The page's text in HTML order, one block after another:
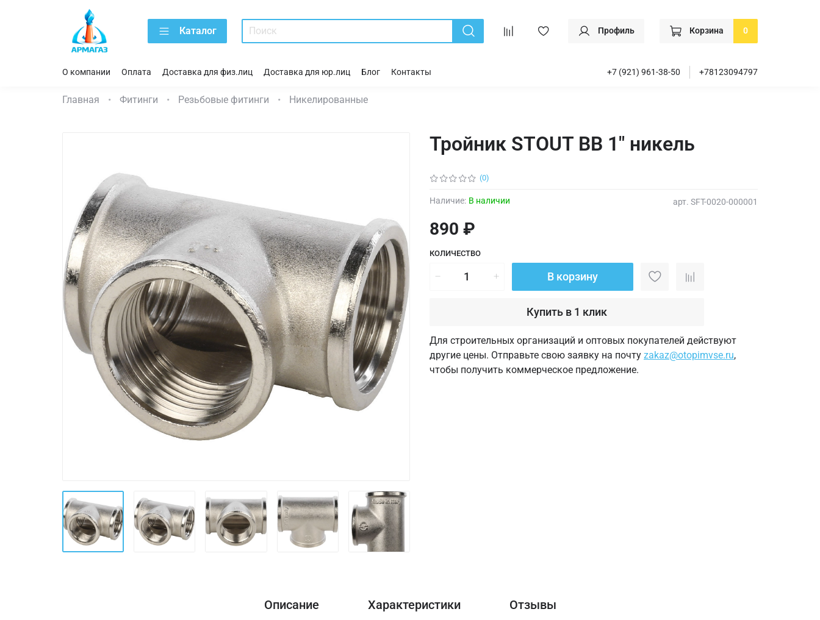
Каталог Профиль Корзина 0
О компании Оплата Доставка для физ.лиц Доставка для юр.лиц Блог Контакты +7 (921) 961-38-50 +78123094797
Главная Фитинги Резьбовые фитинги Никелированные
(0)
арт. SFT-0020-000001
Наличие: В наличии
Тройник STOUT ВВ 1" никель
890 ₽
КОЛИЧЕСТВО
В корзину
Купить в 1 клик
Для строительных организаций и оптовых покупателей действуют
другие цены. Отправьте свою заявку на почту zakaz@otopimvse.ru,
чтобы получить коммерческое предложение.
Описание Характеристики Отзывы